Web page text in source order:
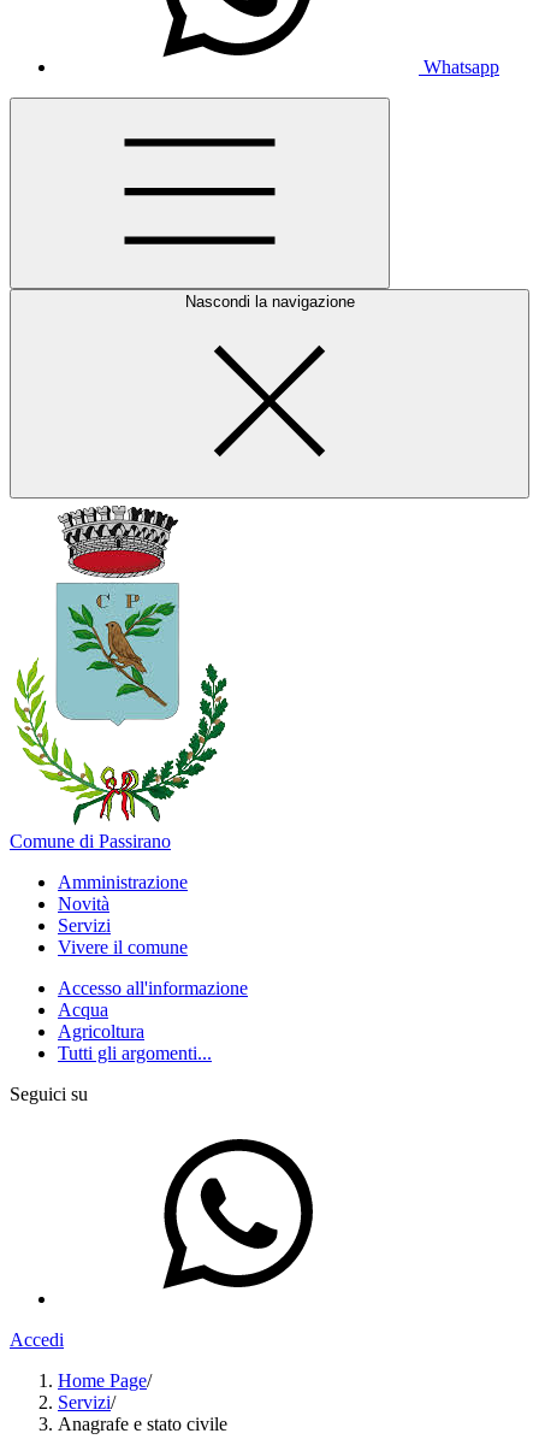
Whatsapp
Nascondi la navigazione
Comune di Passirano
Amministrazione
Novità
Servizi
Vivere il comune
Accesso all'informazione
Acqua
Agricoltura
Tutti gli argomenti...
Seguici su
Accedi
Home Page/
Servizi/
Anagrafe e stato civile